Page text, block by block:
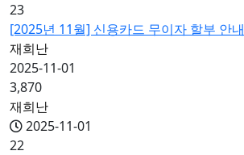
23
[2025년 11월] 신용카드 무이자 할부 안내
재희난
2025-11-01
3,870
재희난
2025-11-01
22